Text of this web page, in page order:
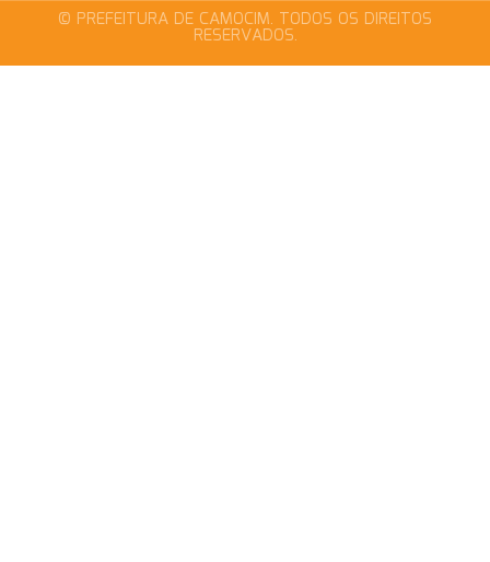
© PREFEITURA DE CAMOCIM. TODOS OS DIREITOS
RESERVADOS.